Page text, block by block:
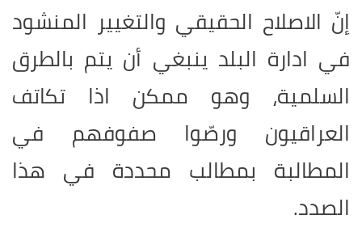
إنّ الاصلاح الحقيقي والتغيير المنشود
في ادارة البلد ينبغي أن يتم بالطرق
السلمية، وهو ممكن اذا تكاتف
العراقيون ورصّوا صفوفهم في
المطالبة بمطالب محددة في هذا
الصدد.